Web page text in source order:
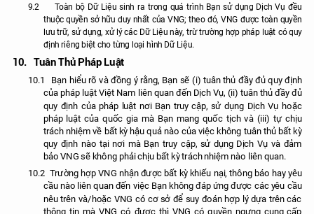
9.2
Toàn bộ Dữ Liệu sinh ra trong quá trình Bạn sử dụng Dịch Vụ đều
thuộc quyền sở hữu duy nhất của VNG; theo đó, VNG được toàn quyền
lưu trữ, sử dụng, xử lý các Dữ Liệu này, trừ trường hợp pháp luật có quy
định riêng biệt cho từng loại hình Dữ Liệu.
10. Tuân Thủ Pháp Luật
10.1 Bạn hiểu rõ và đồng ý rằng, Bạn sẽ (i) tuân thủ đầy đủ quy định
của pháp luật Việt Nam liên quan đến Dịch Vụ, (ii) tuân thủ đầy đủ
quy định của pháp luật nơi Bạn truy cập, sử dụng Dịch Vụ hoặc
pháp luật của quốc gia mà Bạn mang quốc tịch và (iii) tự chịu
trách nhiệm về bất kỳ hậu quả nào của việc không tuân thủ bất kỳ
quy định nào tại nơi mà Bạn truy cập, sử dụng Dịch Vụ và đảm
bảo VNG sẽ không phải chịu bất kỳ trách nhiệm nào liên quan.
10.2 Trường hợp VNG nhận được bất kỳ khiếu nại, thông báo hay yêu
cầu nào liên quan đến việc Bạn không đáp ứng được các yêu cầu
nêu trên và/hoặc VNG có cơ sở để suy đoán hợp lý dựa trên các
thông tin mà VNG có được thì VNG có quyền ngưng cung cấp